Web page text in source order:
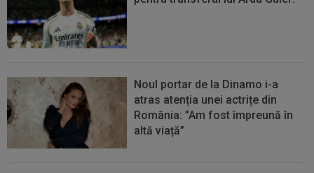
Noul portar de la Dinamo i-a
atras atenția unei actrițe din
România: ”Am fost împreună în
altă viață”